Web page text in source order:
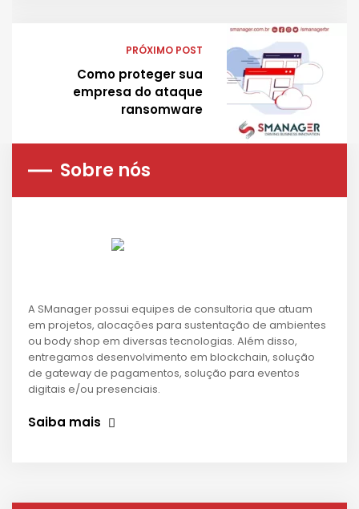
PRÓXIMO POST
Como proteger sua
empresa do ataque
ransomware
Sobre nós
A SManager possui equipes de consultoria que atuam
em projetos, alocações para sustentação de ambientes
ou body shop em diversas tecnologias. Além disso,
entregamos desenvolvimento em blockchain, solução
de gateway de pagamentos, solução para eventos
digitais e/ou presenciais.
Saiba mais